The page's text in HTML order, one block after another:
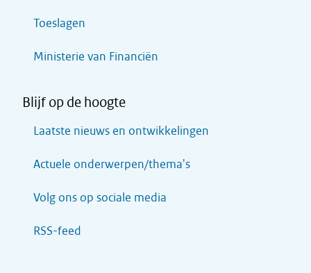
Toeslagen
Ministerie van Financiën
Blijf op de hoogte
Laatste nieuws en ontwikkelingen
Actuele onderwerpen/thema's
Volg ons op sociale media
RSS-feed